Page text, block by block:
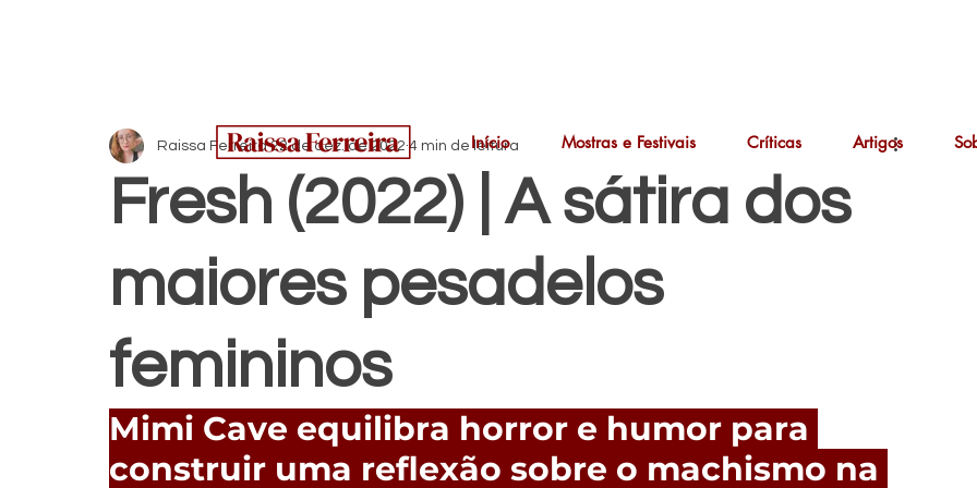
Início Mostras e Festivais Críticas Artigos
Fresh (2022) | A sátira dos
maiores pesadelos
femininos
Raissa Ferreira 22 de dez. de 2022 4 min de leitura
Mimi Cave equilibra horror e humor para
construir uma reflexão sobre o machismo na